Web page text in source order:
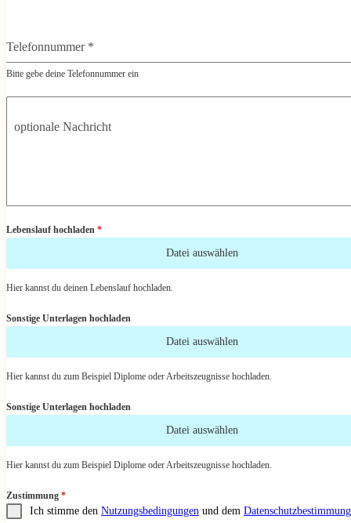
Telefonnummer *
Bitte gebe deine Telefonnummer ein
optionale Nachricht
Lebenslauf hochladen *
Datei auswählen
Hier kannst du deinen Lebenslauf hochladen.
Sonstige Unterlagen hochladen
Datei auswählen
Hier kannst du zum Beispiel Diplome oder Arbeitszeugnisse hochladen.
Sonstige Unterlagen hochladen
Datei auswählen
Hier kannst du zum Beispiel Diplome oder Arbeitszeugnisse hochladen.
Zustimmung *
Ich stimme den Nutzungsbedingungen und dem